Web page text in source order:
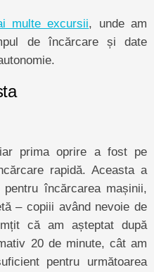
multe excursii , unde am
de încărcare și date
prima oprire a fost pe
rapidă. Aceasta a
încărcarea mașinii,
– copiii având nevoie de
că am așteptat după
20 de minute, cât am
pentru următoarea